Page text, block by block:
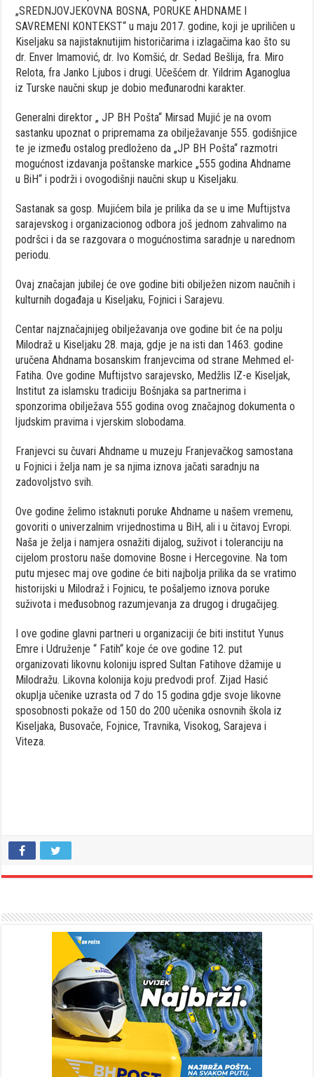
„SREDNJOVJEKOVNA BOSNA, PORUKE AHDNAME I
SAVREMENI KONTEKST“ u maju 2017. godine, koji je upriličen u
Kiseljaku sa najistaknutijim historičarima i izlagačima kao što su
dr. Enver Imamović, dr. Ivo Komšić, dr. Sedad Bešlija, fra. Miro
Relota, fra Janko Ljubos i drugi. Učešćem dr. Yildrim Aganoglua
iz Turske naučni skup je dobio međunarodni karakter.
Generalni direktor „ JP BH Pošta“ Mirsad Mujić je na ovom
sastanku upoznat o pripremama za obilježavanje 555. godišnjice
te je između ostalog predloženo da „JP BH Pošta“ razmotri
mogućnost izdavanja poštanske markice „555 godina Ahdname
u BiH“ i podrži i ovogodišnji naučni skup u Kiseljaku.
Sastanak sa gosp. Mujićem bila je prilika da se u ime Muftijstva
sarajevskog i organizacionog odbora još jednom zahvalimo na
podršci i da se razgovara o mogućnostima saradnje u narednom
periodu.
Ovaj značajan jubilej će ove godine biti obilježen nizom naučnih i
kulturnih događaja u Kiseljaku, Fojnici i Sarajevu.
Centar najznačajnijeg obilježavanja ove godine bit će na polju
Milodraž u Kiseljaku 28. maja, gdje je na isti dan 1463. godine
uručena Ahdnama bosanskim franjevcima od strane Mehmed el-
Fatiha. Ove godine Muftijstvo sarajevsko, Medžlis IZ-e Kiseljak,
Institut za islamsku tradiciju Bošnjaka sa partnerima i
sponzorima obilježava 555 godina ovog značajnog dokumenta o
ljudskim pravima i vjerskim slobodama.
Franjevci su čuvari Ahdname u muzeju Franjevačkog samostana
u Fojnici i želja nam je sa njima iznova jačati saradnju na
zadovoljstvo svih.
Ove godine želimo istaknuti poruke Ahdname u našem vremenu,
govoriti o univerzalnim vrijednostima u BiH, ali i u čitavoj Evropi.
Naša je želja i namjera osnažiti dijalog, suživot i toleranciju na
cijelom prostoru naše domovine Bosne i Hercegovine. Na tom
putu mjesec maj ove godine će biti najbolja prilika da se vratimo
historijski u Milodraž i Fojnicu, te pošaljemo iznova poruke
suživota i međusobnog razumjevanja za drugog i drugačijeg.
I ove godine glavni partneri u organizaciji će biti institut Yunus
Emre i Udruženje “ Fatih“ koje će ove godine 12. put
organizovati likovnu koloniju ispred Sultan Fatihove džamije u
Milodražu. Likovna kolonija koju predvodi prof. Zijad Hasić
okuplja učenike uzrasta od 7 do 15 godina gdje svoje likovne
sposobnosti pokaže od 150 do 200 učenika osnovnih škola iz
Kiseljaka, Busovače, Fojnice, Travnika, Visokog, Sarajeva i
Viteza.